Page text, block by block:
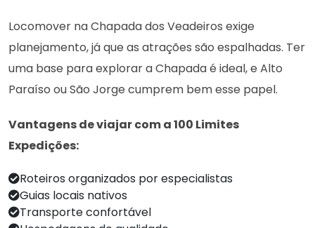
Locomover na Chapada dos Veadeiros exige
planejamento, já que as atrações são espalhadas. Ter
uma base para explorar a Chapada é ideal, e Alto
Paraíso ou São Jorge cumprem bem esse papel.
Vantagens de viajar com a 100 Limites
Expedições:
Roteiros organizados por especialistas
Guias locais nativos
Transporte confortável